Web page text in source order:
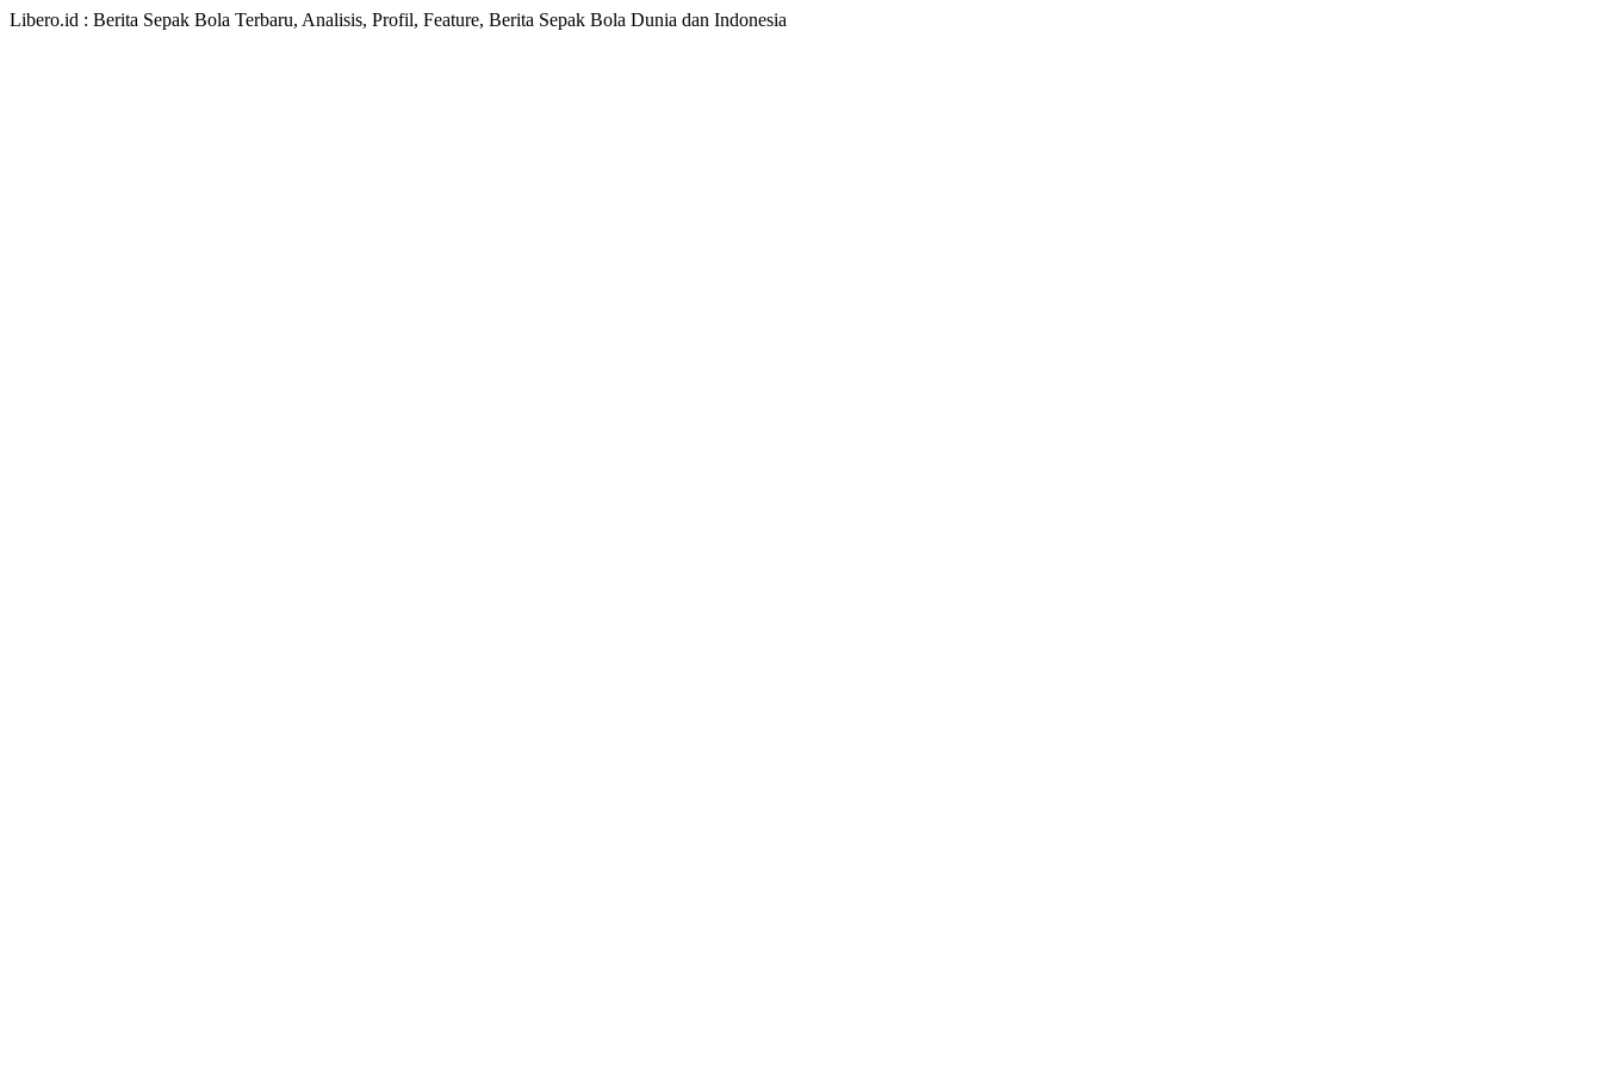
Libero.id : Berita Sepak Bola Terbaru, Analisis, Profil, Feature, Berita Sepak Bola Dunia dan Indonesia